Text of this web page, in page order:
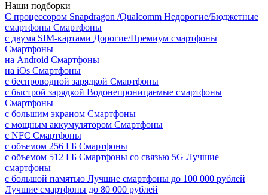
Наши подборки
С процессором Snapdragon /Qualcomm Недорогие/Бюджетные
смартфоны Смартфоны
с двумя SIM-картами Дорогие/Премиум смартфоны
Смартфоны
на Android Смартфоны
на iOs Смартфоны
с беспроводной зарядкой Смартфоны
с быстрой зарядкой Водонепроницаемые смартфоны
Смартфоны
с большим экраном Смартфоны
с мощным аккумулятором Смартфоны
с NFC Смартфоны
с объемом 256 ГБ Смартфоны
с объемом 512 ГБ Смартфоны со связью 5G Лучшие
смартфоны
с большой памятью Лучшие смартфоны до 100 000 рублей
Лучшие смартфоны до 80 000 рублей